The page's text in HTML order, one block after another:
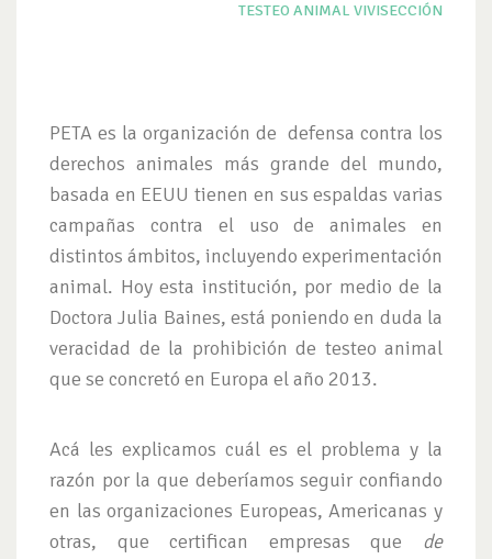
TESTEO ANIMAL VIVISECCIÓN
PETA es la organización de defensa contra los
derechos animales más grande del mundo,
basada en EEUU tienen en sus espaldas varias
campañas contra el uso de animales en
distintos ámbitos, incluyendo experimentación
animal. Hoy esta institución, por medio de la
Doctora Julia Baines, está poniendo en duda la
veracidad de la prohibición de testeo animal
que se concretó en Europa el año 2013.
Acá les explicamos cuál es el problema y la
razón por la que deberíamos seguir confiando
en las organizaciones Europeas, Americanas y
otras, que certifican empresas que de